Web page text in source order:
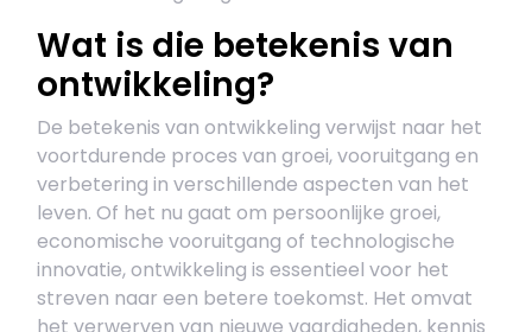
Wat is die betekenis van
ontwikkeling?
De betekenis van ontwikkeling verwijst naar het
voortdurende proces van groei, vooruitgang en
verbetering in verschillende aspecten van het
leven. Of het nu gaat om persoonlijke groei,
economische vooruitgang of technologische
innovatie, ontwikkeling is essentieel voor het
streven naar een betere toekomst. Het omvat